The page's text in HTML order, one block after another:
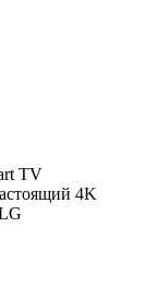
TV
4K